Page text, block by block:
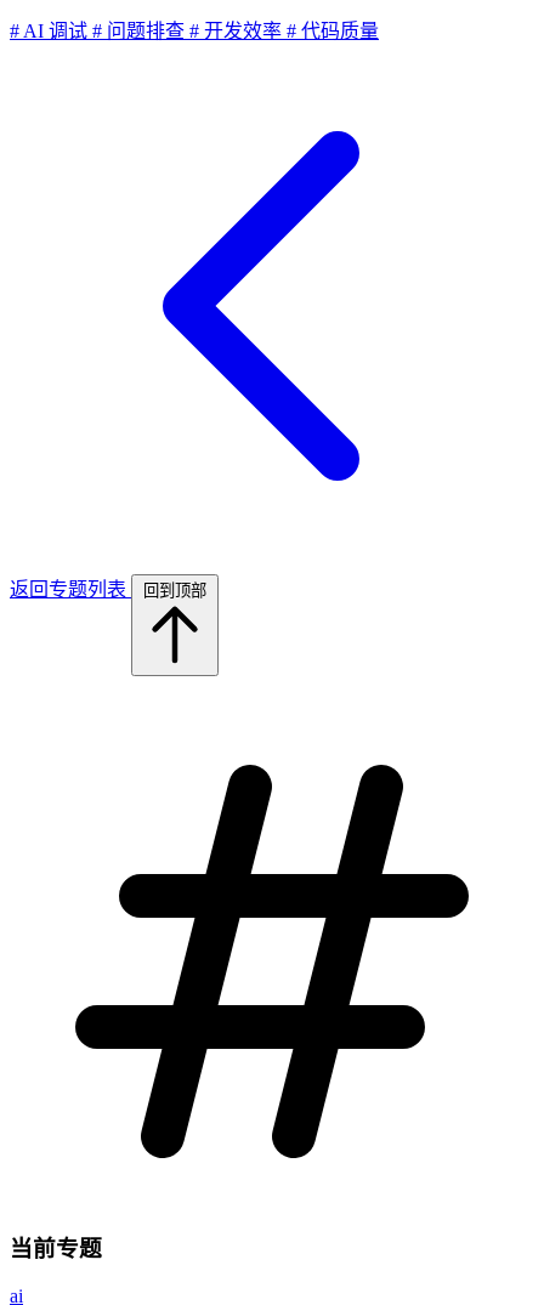
# AI 调试 # 问题排查 # 开发效率 # 代码质量
返回专题列表
当前专题
ai